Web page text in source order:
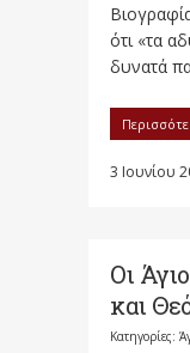
ότι «τα
δυνατά
3 Ιουνίου
Οι
και
Κατηγορίες: